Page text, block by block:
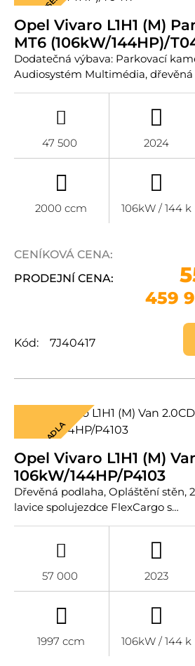
DIESEL
Opel Vivaro L1H1 (M)
MT6 (106kW/144HP)/
Dodatečná výbava: Parkovací
Audiosystém Multimédia, dřevěná
47 500 2024
2000 ccm 106kW / 144 k
CENÍKOVÁ CENA:
PRODEJNÍ CENA:
459
Kód: 7J40417
3 SEDADLA
Opel Vivaro L1H1 (M)
106kW/144HP/P4103
Dřevěná podlaha, Opláštění stěn,
lavice spolujezdce FlexCargo s…
57 000 2023
1997 ccm 106kW / 144 k